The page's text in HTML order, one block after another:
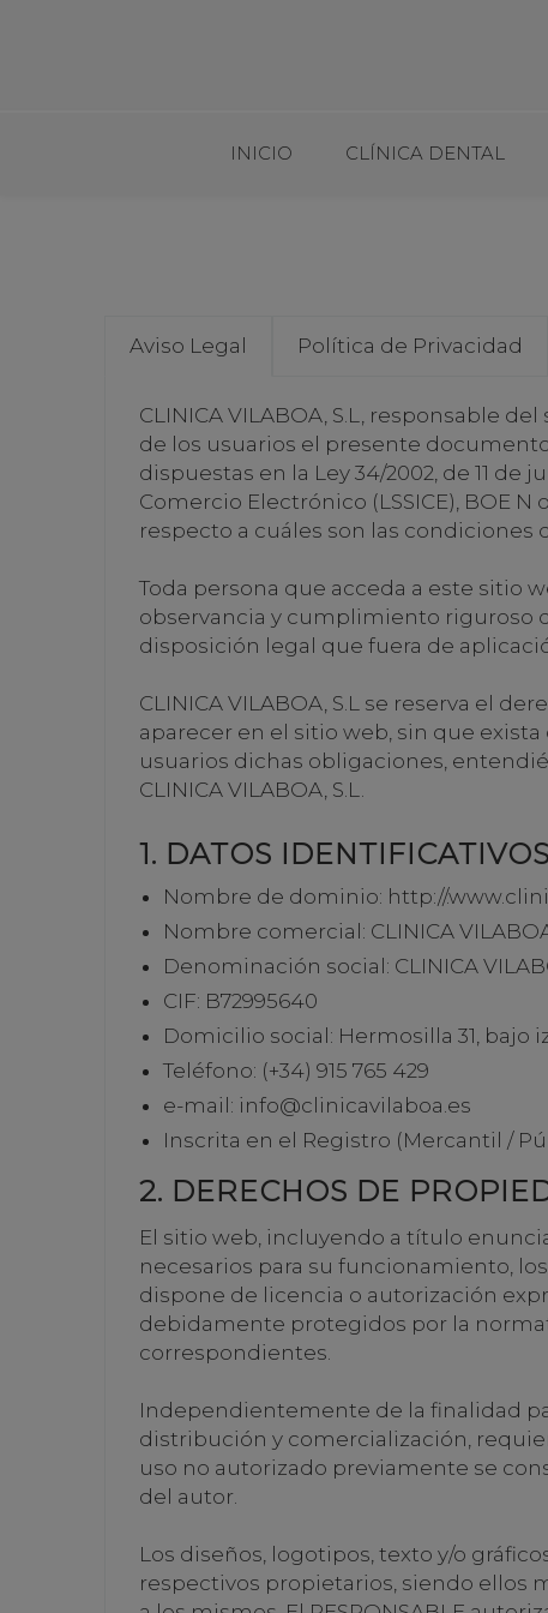
INICIO CLÍNICA DENTAL
Aviso Legal Política de Privacidad
CLINICA VILABOA, S.L, responsable
de los usuarios el presente
dispuestas en la Ley 34/2002, de 11 de
Comercio Electrónico (LSSICE), BOE
respecto a cuáles son las condiciones
Toda persona que acceda a este sitio
observancia y cumplimiento riguroso
disposición legal que fuera de
CLINICA VILABOA, S.L se reserva el
aparecer en el sitio web, sin que
usuarios dichas obligaciones,
CLINICA VILABOA, S.L.
1. DATOS IDENTIFICATIVOS
Nombre de dominio: http://
Nombre comercial: CLINICA
Denominación social: CLINICA
CIF: B72995640
Domicilio social: Hermosilla 31, bajo
Teléfono: (+34) 915 765 429
e-mail: info@clinicavilaboa.es
Inscrita en el Registro (Mercantil /
2. DERECHOS DE
El sitio web, incluyendo a título
necesarios para su funcionamiento,
dispone de licencia o autorización
debidamente protegidos por la
correspondientes.
Independientemente de la finalidad
distribución y comercialización,
uso no autorizado previamente se
del autor.
Los diseños, logotipos, texto y/o
respectivos propietarios, siendo ellos